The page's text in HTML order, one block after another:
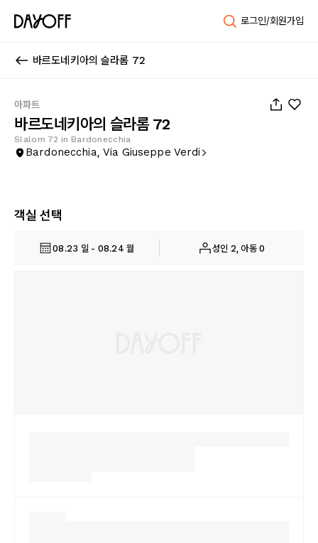
로그인/회원가입
바르도네키아의 슬라롬 72
아파트
바르도네키아의 슬라롬 72
Slalom 72 in Bardonecchia
Bardonecchia, Via Giuseppe Verdi
객실 선택
08.23 일 - 08.24 월 성인 2, 아동 0